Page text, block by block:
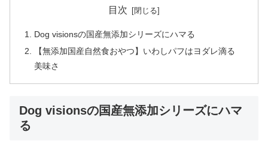
目次
Dog visionsの国産無添加シリーズにハマる
【無添加国産自然食おやつ】いわしパフはヨダレ滴る
美味さ
Dog visionsの国産無添加シリーズにハマ
る